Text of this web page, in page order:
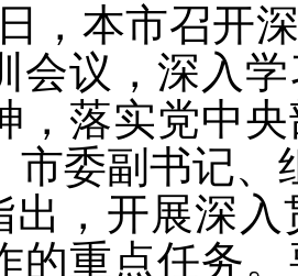
，本市召开
会议，深入
，落实党中
市委副书记、
出，开展深
的重点任务